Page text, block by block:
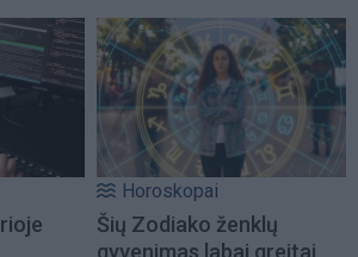
Horoskopai
Šių Zodiako ženklų
gyvenimas labai greitai